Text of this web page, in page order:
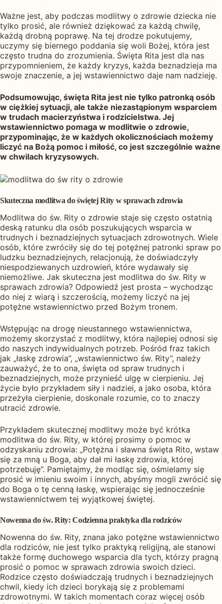
Ważne jest, aby podczas modlitwy o zdrowie dziecka nie
tylko prosić, ale również dziękować za każdą chwilę,
każdą drobną poprawę. Na tej drodze pokutujemy,
uczymy się biernego poddania się woli Bożej, która jest
często trudna do zrozumienia. Święta Rita jest dla nas
przypomnieniem, że każdy kryzys, każda beznadzieja ma
swoje znaczenie, a jej wstawiennictwo daje nam nadzieję.
Podsumowując, święta Rita jest nie tylko patronką osób
w ciężkiej sytuacji, ale także niezastąpionym wsparciem
w trudach macierzyństwa i rodzicielstwa. Jej
wstawiennictwo pomaga w modlitwie o zdrowie,
przypominając, że w każdych okolicznościach możemy
liczyć na Bożą pomoc i miłość, co jest szczególnie ważne
w chwilach kryzysowych.
Skuteczna modlitwa do świętej Rity w sprawach zdrowia
Modlitwa do św. Rity o zdrowie staje się często ostatnią
deską ratunku dla osób poszukujących wsparcia w
trudnych i beznadziejnych sytuacjach zdrowotnych. Wiele
osób, które zwróciły się do tej potężnej patronki spraw po
ludzku beznadziejnych, relacjonują, że doświadczyły
niespodziewanych uzdrowień, które wydawały się
niemożliwe. Jak skuteczna jest modlitwa do św. Rity w
sprawach zdrowia? Odpowiedź jest prosta – wychodząc
do niej z wiarą i szczerością, możemy liczyć na jej
potężne wstawiennictwo przed Bożym tronem.
Wstępując na drogę nieustannego wstawiennictwa,
możemy skorzystać z modlitwy, która najlepiej odnosi się
do naszych indywidualnych potrzeb. Pośród fraz takich
jak „łaskę zdrowia”, „wstawiennictwo św. Rity”, należy
zauważyć, że to ona, święta od spraw trudnych i
beznadziejnych, może przynieść ulgę w cierpieniu. Jej
życie było przykładem siły i nadziei, a jako osoba, która
przeżyła cierpienie, doskonale rozumie, co to znaczy
utracić zdrowie.
Przykładem skutecznej modlitwy może być krótka
modlitwa do św. Rity, w której prosimy o pomoc w
odzyskaniu zdrowia: „Potężna i sławna święta Rito, wstaw
się za mną u Boga, aby dał mi łaskę zdrowia, której
potrzebuję”. Pamiętajmy, że modląc się, ośmielamy się
prosić w imieniu swoim i innych, abyśmy mogli zwrócić się
do Boga o tę cenną łaskę, wspierając się jednocześnie
wstawiennictwem tej wyjątkowej świętej.
Nowenna do św. Rity: Codzienna praktyka dla rodziców
Nowenna do św. Rity, znana jako potężne wstawiennictwo
dla rodziców, nie jest tylko praktyką religijną, ale stanowi
także formę duchowego wsparcia dla tych, którzy pragną
prosić o pomoc w sprawach zdrowia swoich dzieci.
Rodzice często doświadczają trudnych i beznadziejnych
chwil, kiedy ich dzieci borykają się z problemami
zdrowotnymi. W takich momentach coraz więcej osób